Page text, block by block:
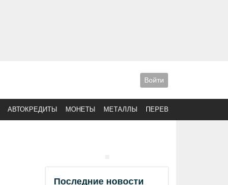
Войти
АВТОКРЕДИТЫ МОНЕТЫ МЕТАЛЛЫ ПЕРЕВОДЫ
Последние новости